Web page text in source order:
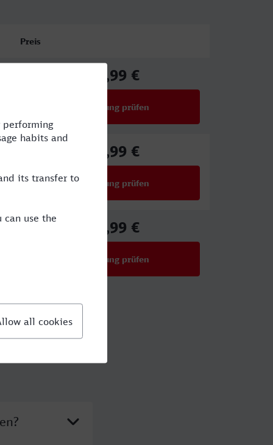
Preis
61,99 €
Verbindung prüfen
55,99 €
Verbindung prüfen
54,99 €
Verbindung prüfen